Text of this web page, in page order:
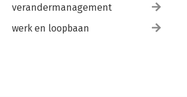
verandermanagement
werk en loopbaan